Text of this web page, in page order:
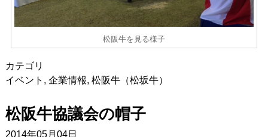
松阪牛を見る様子
カテゴリ
イベント , 企業情報, 松阪牛（松坂牛）
松阪牛協議会の帽子
2014年05月04日